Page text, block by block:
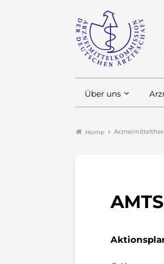
Über uns
Home